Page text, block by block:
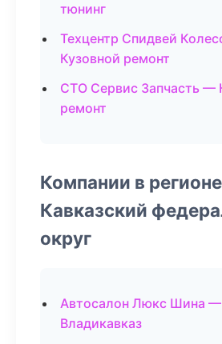
тюнинг
Техцентр Спидвей
Кузовной ремонт
СТО Сервис Запчасть —
ремонт
Компании в
Кавказский
округ
Автосалон Люкс Шина —
Владикавказ